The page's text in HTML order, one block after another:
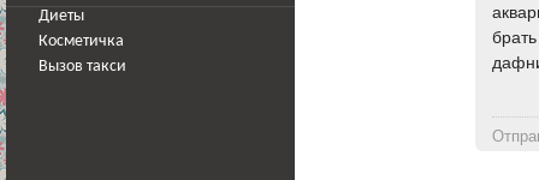
Диеты
Косметичка
Вызов такси